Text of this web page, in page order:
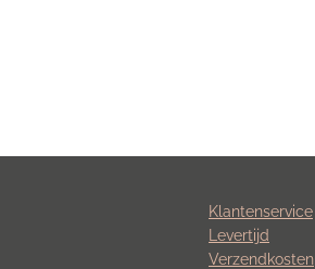
Klantenservice
Levertijd
Verzendkosten